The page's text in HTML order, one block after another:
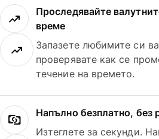
Проследявайте
време
Запазете любимите си
проверявате как се
течение на времето.
Напълно безплатно, без
Изтеглете за секунди.